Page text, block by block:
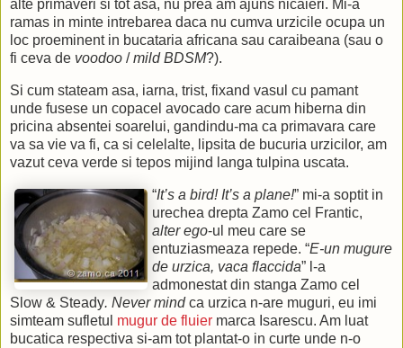
alte primaveri si tot asa, nu prea am ajuns nicaieri. Mi-a
ramas in minte intrebarea daca nu cumva urzicile ocupa un
loc proeminent in bucataria africana sau caraibeana (sau o
fi ceva de voodoo / mild BDSM?).
Si cum stateam asa, iarna, trist, fixand vasul cu pamant
unde fusese un copacel avocado care acum hiberna din
pricina absentei soarelui, gandindu-ma ca primavara care
va sa vie va fi, ca si celelalte, lipsita de bucuria urzicilor, am
vazut ceva verde si tepos mijind langa tulpina uscata.
“It’s a bird! It’s a plane!” mi-a soptit in
urechea drepta Zamo cel Frantic,
alter ego-ul meu care se
entuziasmeaza repede. “E-un mugure
de urzica, vaca flaccida” l-a
admonestat din stanga Zamo cel
Slow & Steady. Never mindca urzica n-are muguri, eu imi
simteam sufletul mugur de fluier marca Isarescu. Am luat
bucatica respectiva si-am tot plantat-o in curte unde n-o